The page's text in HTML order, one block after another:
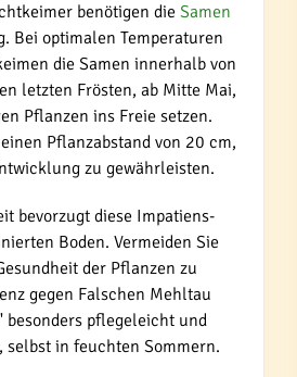
benötigen die Samen
Bei optimalen Temperaturen
die Samen innerhalb von
letzten Frösten, ab Mitte Mai,
Pflanzen ins Freie setzen.
Pflanzabstand von 20 cm,
zu gewährleisten.
bevorzugt diese Impatiens-
Boden. Vermeiden Sie
der Pflanzen zu
gegen Falschen Mehltau
pflegeleicht und
selbst in feuchten Sommern.